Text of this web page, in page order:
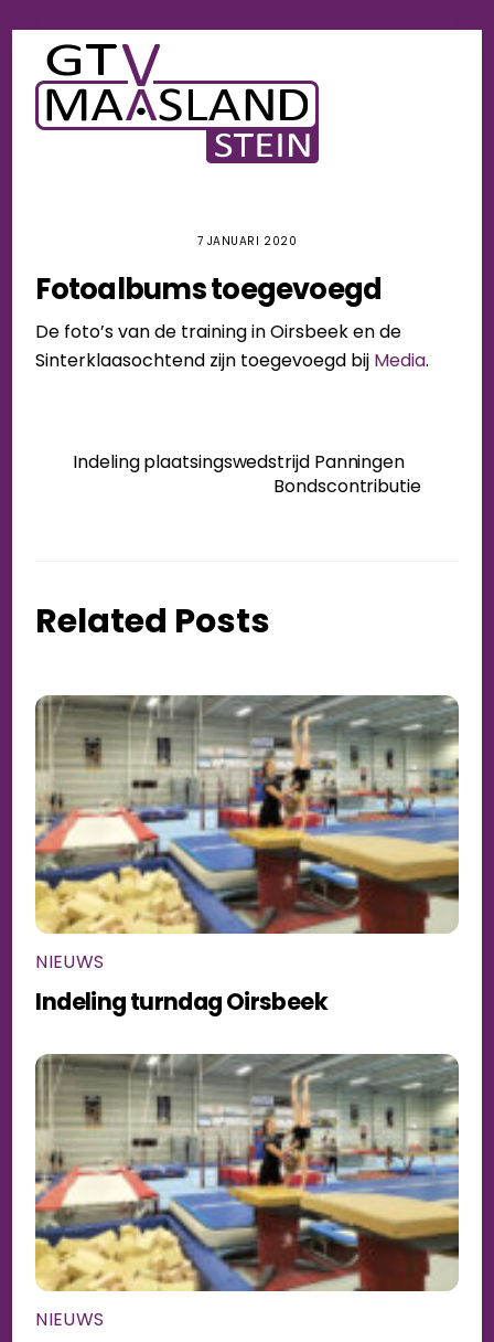
content
7 JANUARI 2020
Fotoalbums toegevoegd
De foto’s van de training in Oirsbeek en de
Sinterklaasochtend zijn toegevoegd bij Media.
Indeling plaatsingswedstrijd Panningen
Bondscontributie
Related Posts
NIEUWS
Indeling turndag Oirsbeek
NIEUWS